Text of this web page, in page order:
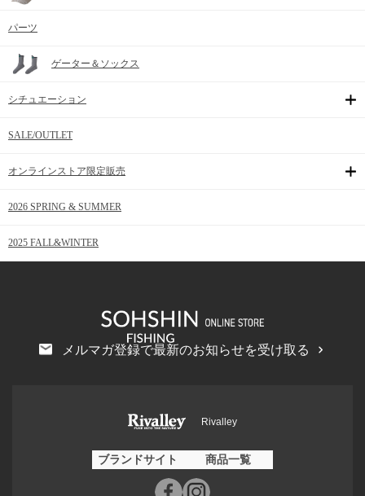
パーツ
ゲーター＆ソックス
シチュエーション
SALE/OUTLET
オンラインストア限定販売
2026 SPRING & SUMMER
2025 FALL&WINTER
メルマガ登録で最新のお知らせを受け取る
Rivalley
ブランドサイト 商品一覧